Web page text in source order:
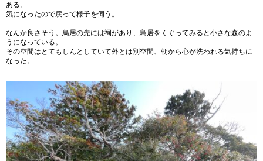
ある。
気になったので戻って様子を伺う。
なんか良さそう。鳥居の先には祠があり、鳥居をくぐってみると小さな森のよ
うになっている。
その空間はとてもしんとしていて外とは別空間、朝から心が洗われる気持ちに
なった。